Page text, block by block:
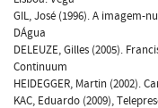
GIL, José (1996). A imagem-
DÁgua
DELEUZE, Gilles (2005).
Continuum
HEIDEGGER, Martin (2002).
KAC, Eduardo (2009),